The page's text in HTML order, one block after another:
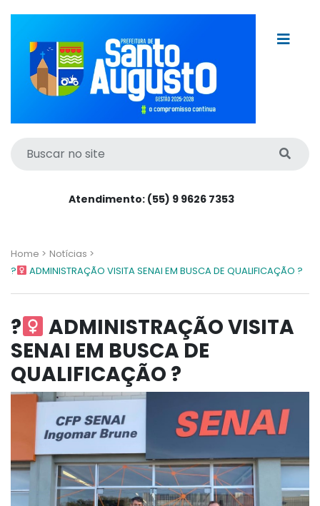
Atendimento: (55) 9 9626 7353
Home > Notícias >
?‍
ADMINISTRAÇÃO VISITA SENAI EM BUSCA DE QUALIFICAÇÃO ?
?‍
ADMINISTRAÇÃO VISITA
SENAI EM BUSCA DE
QUALIFICAÇÃO ?